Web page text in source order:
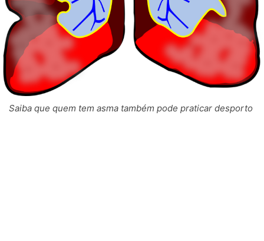
Saiba que quem tem asma também pode praticar desporto